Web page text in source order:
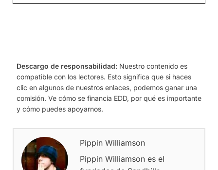
Descargo de responsabilidad: Nuestro contenido es
compatible con los lectores. Esto significa que si haces
clic en algunos de nuestros enlaces, podemos ganar una
comisión. Ve cómo se financia EDD, por qué es importante
y cómo puedes apoyarnos.
Pippin Williamson
Pippin Williamson es el